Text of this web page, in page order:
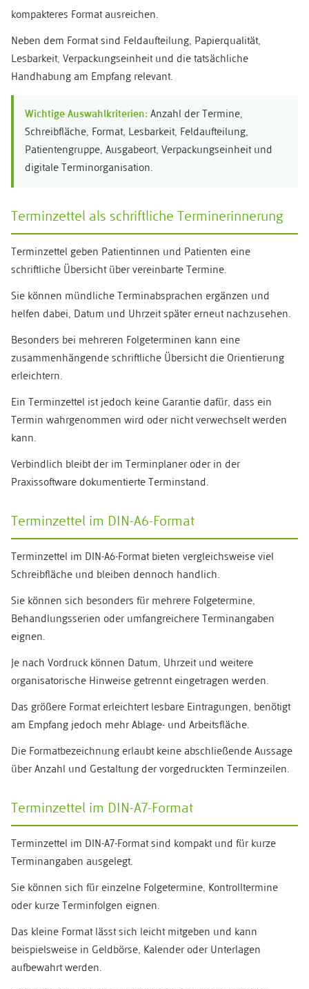
kompakteres Format ausreichen.
Neben dem Format sind Feldaufteilung, Papierqualität,
Lesbarkeit, Verpackungseinheit und die tatsächliche
Handhabung am Empfang relevant.
Wichtige Auswahlkriterien: Anzahl der Termine,
Schreibfläche, Format, Lesbarkeit, Feldaufteilung,
Patientengruppe, Ausgabeort, Verpackungseinheit und
digitale Terminorganisation.
Terminzettel als schriftliche Terminerinnerung
Terminzettel geben Patientinnen und Patienten eine
schriftliche Übersicht über vereinbarte Termine.
Sie können mündliche Terminabsprachen ergänzen und
helfen dabei, Datum und Uhrzeit später erneut nachzusehen.
Besonders bei mehreren Folgeterminen kann eine
zusammenhängende schriftliche Übersicht die Orientierung
erleichtern.
Ein Terminzettel ist jedoch keine Garantie dafür, dass ein
Termin wahrgenommen wird oder nicht verwechselt werden
kann.
Verbindlich bleibt der im Terminplaner oder in der
Praxissoftware dokumentierte Terminstand.
Terminzettel im DIN-A6-Format
Terminzettel im DIN-A6-Format bieten vergleichsweise viel
Schreibfläche und bleiben dennoch handlich.
Sie können sich besonders für mehrere Folgetermine,
Behandlungsserien oder umfangreichere Terminangaben
eignen.
Je nach Vordruck können Datum, Uhrzeit und weitere
organisatorische Hinweise getrennt eingetragen werden.
Das größere Format erleichtert lesbare Eintragungen, benötigt
am Empfang jedoch mehr Ablage- und Arbeitsfläche.
Die Formatbezeichnung erlaubt keine abschließende Aussage
über Anzahl und Gestaltung der vorgedruckten Terminzeilen.
Terminzettel im DIN-A7-Format
Terminzettel im DIN-A7-Format sind kompakt und für kurze
Terminangaben ausgelegt.
Sie können sich für einzelne Folgetermine, Kontrolltermine
oder kurze Terminfolgen eignen.
Das kleine Format lässt sich leicht mitgeben und kann
beispielsweise in Geldbörse, Kalender oder Unterlagen
aufbewahrt werden.